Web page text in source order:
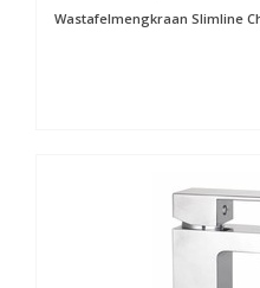
Wastafelmengkraan Slimline